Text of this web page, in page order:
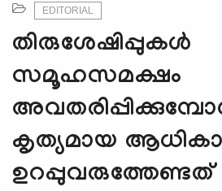
i
g
a
i
n
EDITORIAL
തിരുശേഷിപ്പുകള്‍
സമൂഹസമക്ഷം
കൃത്യമായ
ഉറപ്പുവരുത്തേണ്ടത്